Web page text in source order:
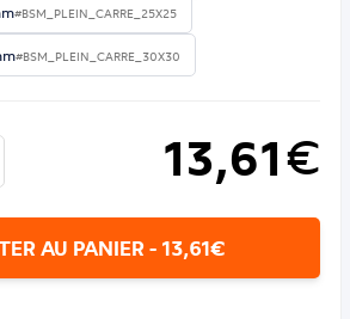
#BSM_PLEIN_CARRE_25X25
#BSM_PLEIN_CARRE_30X30
13,61€
AU PANIER - 13,61€